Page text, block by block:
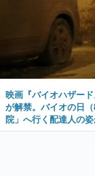
映画『バイオハザー
が解禁。バイオの日
院」へ行く配達人の